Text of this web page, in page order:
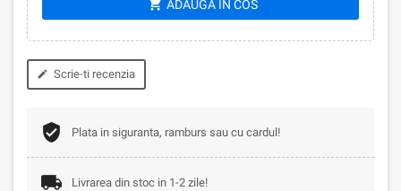
shopping_cart ADAUGA IN COS
edit Scrie-ti recenzia
Plata in siguranta, ramburs sau cu cardul!
Livrarea din stoc in 1-2 zile!